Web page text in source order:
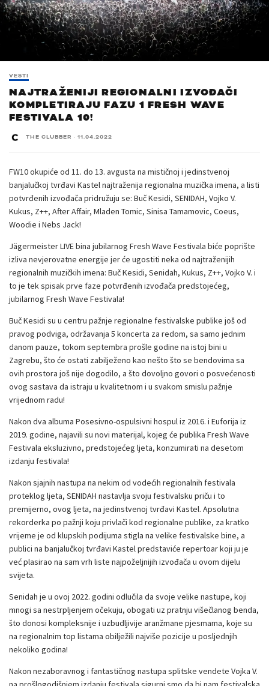
VESTI
NAJTRAŽENIJI REGIONALNI IZVOĐAČI
KOMPLETIRAJU FAZU 1 FRESH WAVE
FESTIVALA 10!
THE CLUBBER · 11.04.2022
FW10 okupiće od 11. do 13. avgusta na mističnoj i jedinstvenoj
banjalučkoj tvrđavi Kastel najtraženija regionalna muzička imena, a listi
potvrđenih izvođača pridružuju se: Buč Kesidi, SENIDAH, Vojko V.
Kukus, Z++, After Affair, Mladen Tomic, Sinisa Tamamovic, Coeus,
Woodie i Nebs Jack!
Jägermeister LIVE bina jubilarnog Fresh Wave Festivala biće poprište
izliva nevjerovatne energije jer će ugostiti neka od najtraženijih
regionalnih muzičkih imena: Buč Kesidi, Senidah, Kukus, Z++, Vojko V. i
to je tek spisak prve faze potvrđenih izvođača predstojećeg,
jubilarnog Fresh Wave Festivala!
Buč Kesidi su u centru pažnje regionalne festivalske publike još od
pravog podviga, održavanja 5 koncerta za redom, sa samo jednim
danom pauze, tokom septembra prošle godine na istoj bini u
Zagrebu, što će ostati zabilježeno kao nešto što se bendovima sa
ovih prostora još nije dogodilo, a što dovoljno govori o posvećenosti
ovog sastava da istraju u kvalitetnom i u svakom smislu pažnje
vrijednom radu!
Nakon dva albuma Posesivno-ospulsivni hospul iz 2016. i Euforija iz
2019. godine, najavili su novi materijal, kojeg će publika Fresh Wave
Festivala eksluzivno, predstojećeg ljeta, konzumirati na desetom
izdanju festivala!
Nakon sjajnih nastupa na nekim od vodećih regionalnih festivala
proteklog ljeta, SENIDAH nastavlja svoju festivalsku priču i to
premijerno, ovog ljeta, na jedinstvenoj tvrđavi Kastel. Apsolutna
rekorderka po pažnji koju privlači kod regionalne publike, za kratko
vrijeme je od klupskih podijuma stigla na velike festivalske bine, a
publici na banjalučkoj tvrđavi Kastel predstaviće repertoar koji ju je
već plasirao na sam vrh liste najpoželjnijih izvođača u ovom dijelu
svijeta.
Senidah je u ovoj 2022. godini odlučila da svoje velike nastupe, koji
mnogi sa nestrpljenjem očekuju, obogati uz pratnju višečlanog benda,
što donosi kompleksnije i uzbudljivije aranžmane pjesmama, koje su
na regionalnim top listama obilježili najviše pozicije u posljednjih
nekoliko godina!
Nakon nezaboravnog i fantastičnog nastupa splitske vendete Vojka V.